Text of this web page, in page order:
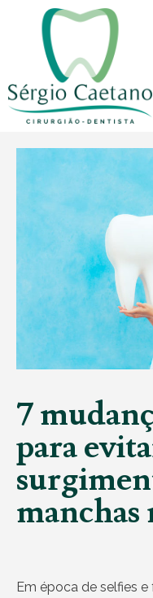
7
para
manchas
Em época de selfies